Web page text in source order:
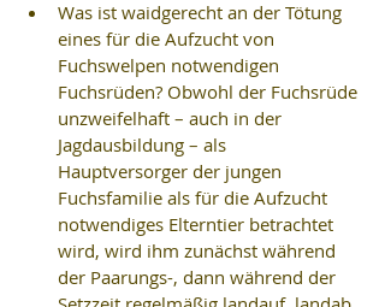
Was ist waidgerecht an der Tötung
eines für die Aufzucht von
Fuchswelpen notwendigen
Fuchsrüden? Obwohl der Fuchsrüde
unzweifelhaft – auch in der
Jagdausbildung – als
Hauptversorger der jungen
Fuchsfamilie als für die Aufzucht
notwendiges Elterntier betrachtet
wird, wird ihm zunächst während
der Paarungs-, dann während der